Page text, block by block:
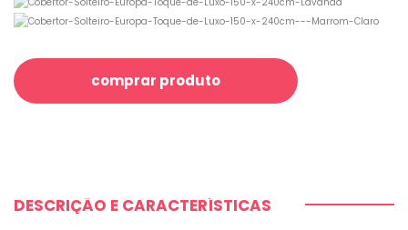
comprar produto
DESCRIÇÃO E CARACTERÍSTICAS